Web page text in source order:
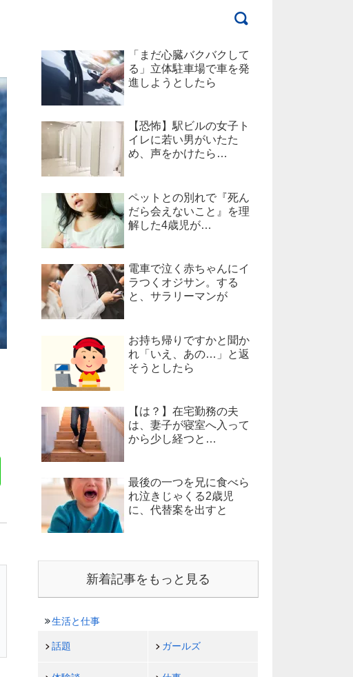
「まだ心臓バクバクして
る」立体駐車場で車を発
進しようとしたら
【恐怖】駅ビルの女子ト
イレに若い男がいたた
め、声をかけたら…
ペットとの別れで『死ん
だら会えないこと』を理
解した4歳児が…
電車で泣く赤ちゃんにイ
ラつくオジサン。する
と、サラリーマンが
お持ち帰りですかと聞か
れ「いえ、あの…」と返
そうとしたら
【は？】在宅勤務の夫
は、妻子が寝室へ入って
から少し経つと…
最後の一つを兄に食べら
れ泣きじゃくる2歳児
に、代替案を出すと
新着記事をもっと見る
生活と仕事
話題 ガールズ